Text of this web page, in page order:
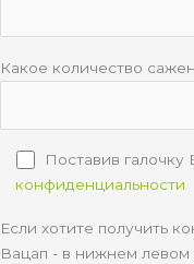
Какое количество
Поставив
конфиденциальности
Если хотите получить
Вацап - в нижнем левом